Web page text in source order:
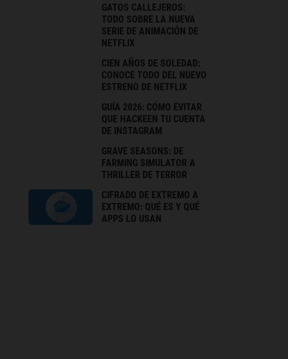
GATOS CALLEJEROS:
TODO SOBRE LA NUEVA
SERIE DE ANIMACIÓN DE
NETFLIX
CIEN AÑOS DE SOLEDAD:
CONOCE TODO DEL NUEVO
ESTRENO DE NETFLIX
GUÍA 2026: CÓMO EVITAR
QUE HACKEEN TU CUENTA
DE INSTAGRAM
GRAVE SEASONS: DE
FARMING SIMULATOR A
THRILLER DE TERROR
CIFRADO DE EXTREMO A
EXTREMO: QUÉ ES Y QUÉ
APPS LO USAN